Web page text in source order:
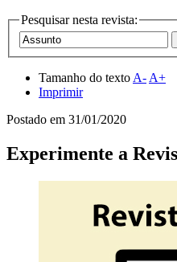
Pesquisar nesta revista:
Tamanho do texto A- A+
Imprimir
Postado em 31/01/2020
Experimente a